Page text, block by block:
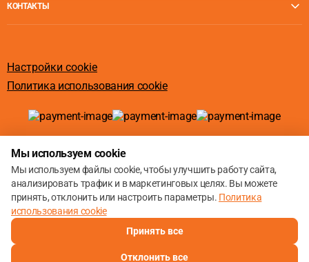
КОНТАКТЫ
Настройки cookie
Политика использования cookie
Мы используем cookie
Мы используем файлы cookie, чтобы улучшить работу сайта,
анализировать трафик и в маркетинговых целях. Вы можете
принять, отклонить или настроить параметры. Политика
использования cookie
Принять все
Отклонить все